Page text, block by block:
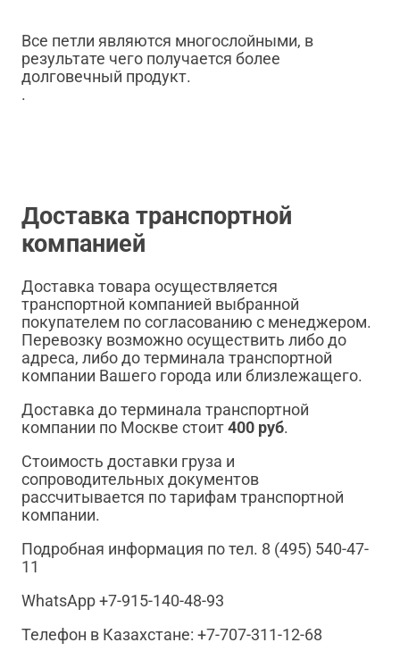
Все петли являются многослойными, в
результате чего получается более
долговечный продукт.
.
Доставка транспортной
компанией
Доставка товара осуществляется
транспортной компанией выбранной
покупателем по согласованию с менеджером.
Перевозку возможно осуществить либо до
адреса, либо до терминала транспортной
компании Вашего города или близлежащего.
Доставка до терминала транспортной
компании по Москве стоит400 руб.
Стоимость доставки груза и
сопроводительных документов
рассчитывается по тарифам транспортной
компании.
Подробная информация по тел. 8 (495) 540-47-
11
WhatsApp +7-915-140-48-93
Телефон в Казахстане: +7-707-311-12-68